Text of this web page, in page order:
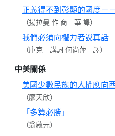
正義得不到彰顯的國度－
（揚拉曼 作 商 華 譯）
我們必須向權力者說真話
（庫克 講詞 何尚萍 譯）
中美關係
美國少數民族的人權應向
（廖天欣）
「多算必勝」
（翁啟元）